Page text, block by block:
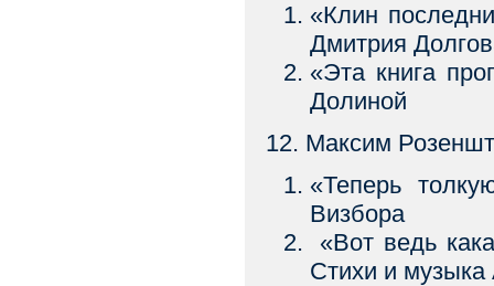
«Клин
Дмитрия
«Эта книга
Долиной
12. Максим
«Теперь
Визбора
«Вот ведь
Стихи и